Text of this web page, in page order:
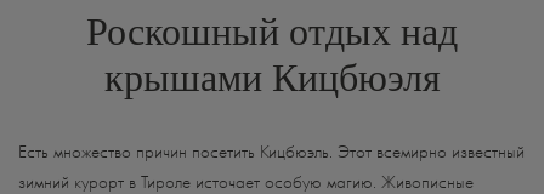
Роскошный отдых над
крышами Кицбюэля
Есть множество причин посетить Кицбюэль. Этот всемирно известный
зимний курорт в Тироле источает особую магию. Живописные